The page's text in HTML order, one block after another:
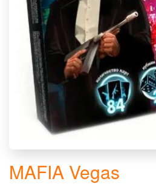
MAFIA Vegas